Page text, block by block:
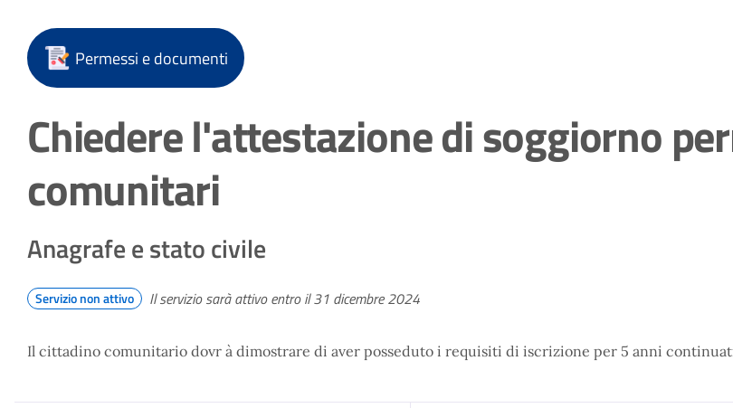
Permessi e documenti
Chiedere l'attestazione di soggiorno
comunitari
Anagrafe e stato civile
Servizio non attivo Il servizio sarà attivo entro il 31 dicembre 2024
Il cittadino comunitario dovr à dimostrare di aver posseduto i requisiti di iscrizione per 5 anni